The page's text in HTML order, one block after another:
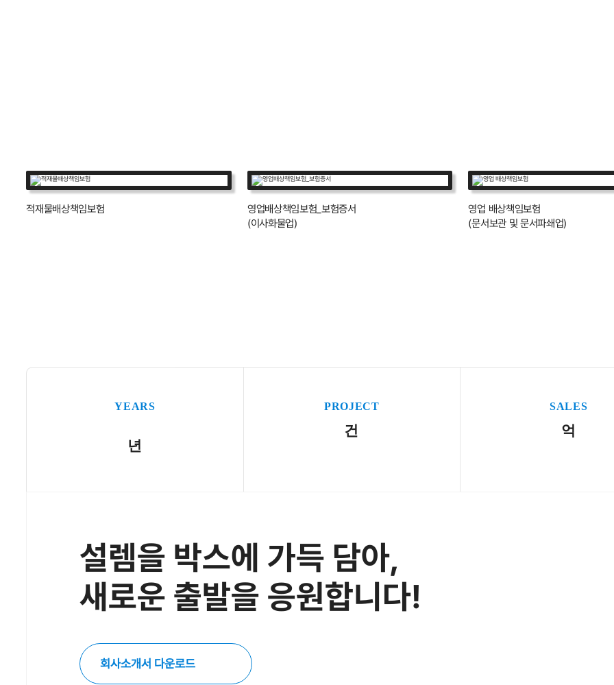
적재물배상책임보험
영업배상책임보험_보험증서
(이사화물업)
영업 배상책임보험
(문서보관 및 문서파쇄업)
YEARS
년
PROJECT
건
SALES
억
설렘을 박스에 가득 담아,
새로운 출발을 응원합니다!
회사소개서 다운로드